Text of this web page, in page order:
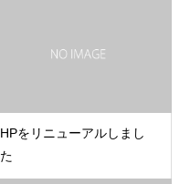
HPをリニューアルしまし
た